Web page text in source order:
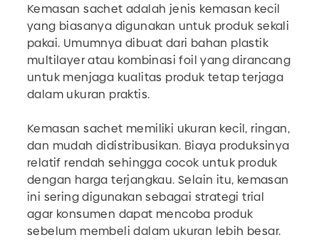
Kemasan sachet adalah jenis kemasan kecil
yang biasanya digunakan untuk produk sekali
pakai. Umumnya dibuat dari bahan plastik
multilayer atau kombinasi foil yang dirancang
untuk menjaga kualitas produk tetap terjaga
dalam ukuran praktis.
Kemasan sachet memiliki ukuran kecil, ringan,
dan mudah didistribusikan. Biaya produksinya
relatif rendah sehingga cocok untuk produk
dengan harga terjangkau. Selain itu, kemasan
ini sering digunakan sebagai strategi trial
agar konsumen dapat mencoba produk
sebelum membeli dalam ukuran lebih besar.